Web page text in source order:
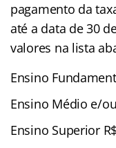
pagamento da
até a data de 30
valores na lista
Ensino
Ensino Médio e/
Ensino Superior